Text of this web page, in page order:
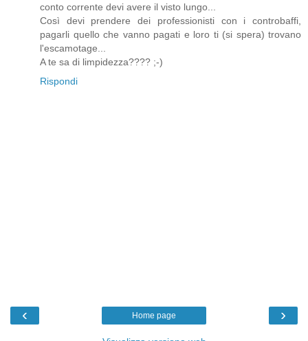
conto corrente devi avere il visto lungo...
Così devi prendere dei professionisti con i controbaffi,
pagarli quello che vanno pagati e loro ti (si spera) trovano
l'escamotage...
A te sa di limpidezza???? ;-)
Rispondi
‹ ›
Home page